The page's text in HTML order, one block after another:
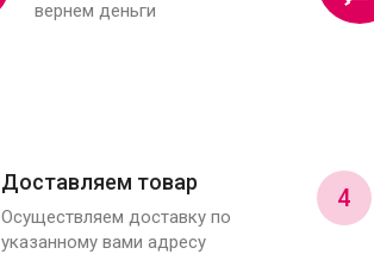
вернем деньги
Доставляем товар
Осуществляем доставку по
указанному вами адресу
4